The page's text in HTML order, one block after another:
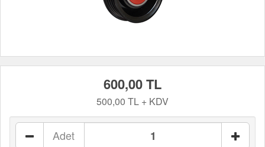
600,00 TL
500,00 TL + KDV
Adet